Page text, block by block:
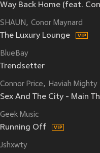
Way Back Home (feat.
SHAUN Conor Maynard
The Luxury Lounge
BlueBay
Trendsetter
Connor Price Haviah Mighty
Sex And The City - Main
Geek Music
Running Off
Jshxwty